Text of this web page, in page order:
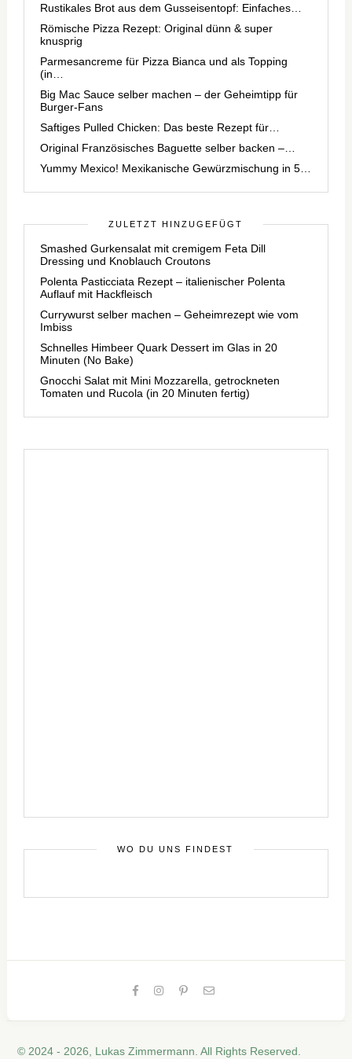
Rustikales Brot aus dem Gusseisentopf: Einfaches…
Römische Pizza Rezept: Original dünn & super
knusprig
Parmesancreme für Pizza Bianca und als Topping
(in…
Big Mac Sauce selber machen – der Geheimtipp für
Burger-Fans
Saftiges Pulled Chicken: Das beste Rezept für…
Original Französisches Baguette selber backen –…
Yummy Mexico! Mexikanische Gewürzmischung in 5…
ZULETZT HINZUGEFÜGT
Smashed Gurkensalat mit cremigem Feta Dill
Dressing und Knoblauch Croutons
Polenta Pasticciata Rezept – italienischer Polenta
Auflauf mit Hackfleisch
Currywurst selber machen – Geheimrezept wie vom
Imbiss
Schnelles Himbeer Quark Dessert im Glas in 20
Minuten (No Bake)
Gnocchi Salat mit Mini Mozzarella, getrockneten
Tomaten und Rucola (in 20 Minuten fertig)
WO DU UNS FINDEST
© 2024 - 2026, Lukas Zimmermann. All Rights Reserved.